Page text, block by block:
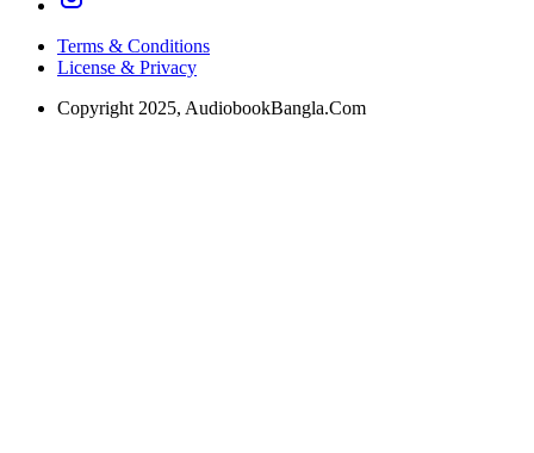
Terms & Conditions
License & Privacy
Copyright 2025, AudiobookBangla.Com